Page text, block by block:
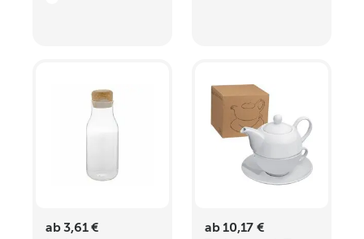
ab 3,61 €
ab 10,17 €